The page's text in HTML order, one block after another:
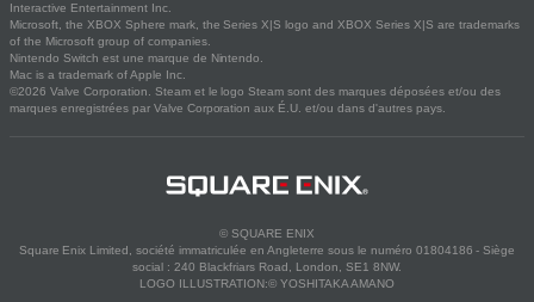
Interactive Entertainment Inc.
Microsoft, the XBOX Sphere mark, the Series X|S logo and XBOX Series X|S are trademarks
of the Microsoft group of companies.
Nintendo Switch est une marque de Nintendo.
Mac is a trademark of Apple Inc.
©2026 Valve Corporation. Steam et le logo Steam sont des marques déposées et/ou des
marques enregistrées par Valve Corporation aux É.U. et/ou dans d'autres pays.
© SQUARE ENIX
Square Enix Limited, société immatriculée en Angleterre sous le numéro 01804186 - Siège
social : 240 Blackfriars Road, London, SE1 8NW.
LOGO ILLUSTRATION:© YOSHITAKA AMANO